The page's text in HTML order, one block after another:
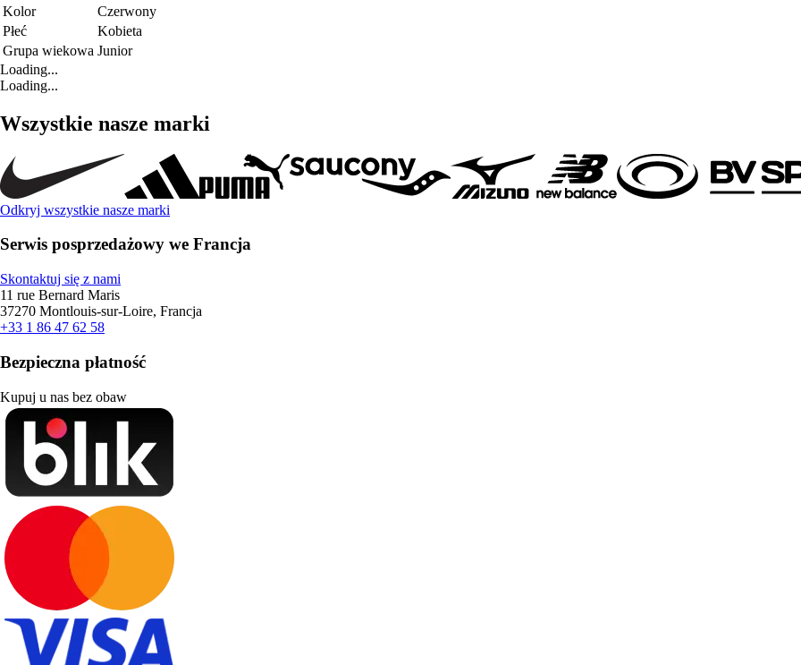
Kolor
Czerwony
Płeć
Kobieta
Grupa wiekowa Junior
Loading...
Loading...
Wszystkie nasze marki
Odkryj wszystkie nasze marki
Serwis posprzedażowy we Francja
Skontaktuj się z nami
11 rue Bernard Maris
37270 Montlouis-sur-Loire, Francja
+33 1 86 47 62 58
Bezpieczna płatność
Kupuj u nas bez obaw